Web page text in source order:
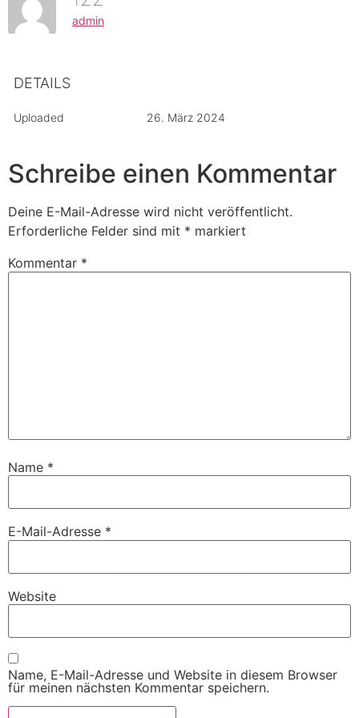
admin
DETAILS
Uploaded 26. März 2024
Schreibe einen Kommentar
Deine E-Mail-Adresse wird nicht veröffentlicht.
Erforderliche Felder sind mit * markiert
Kommentar *
Name *
E-Mail-Adresse *
Website
Name, E-Mail-Adresse und Website in diesem Browser
für meinen nächsten Kommentar speichern.